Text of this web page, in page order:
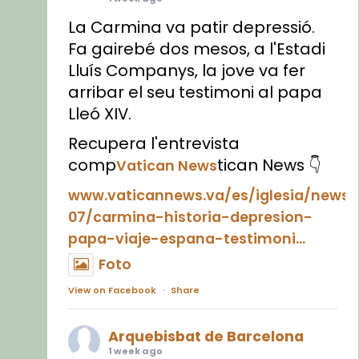
La Carmina va patir depressió.
Fa gairebé dos mesos, a l'Estadi
Lluís Companys, la jove va fer
arribar el seu testimoni al papa
Lleó XIV.
Recupera l'entrevista
compVatican Newstican News 👇
www.vaticannews.va/es/iglesia/news/
07/carmina-historia-depresion-
papa-viaje-espana-testimoni...
Foto
View on Facebook · Share
Arquebisbat de Barcelona
1 week ago